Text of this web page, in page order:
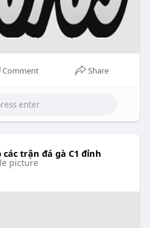
Comment Share
các trận đá gà C1 đỉnh
picture